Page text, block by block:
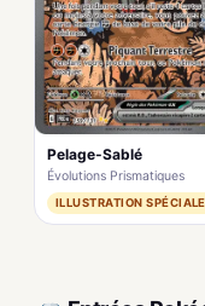
Pelage-Sablé
Évolutions Prismatiques
ILLUSTRATION